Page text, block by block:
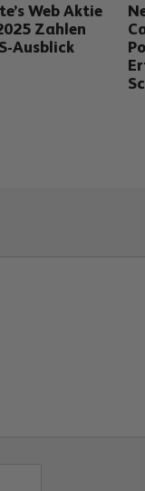
Web Aktie
Zahlen
Ausblick